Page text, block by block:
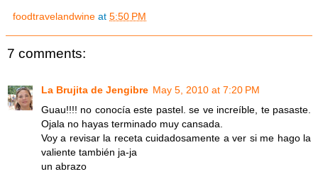
foodtravelandwine at 5:50 PM
7 comments:
La Brujita de Jengibre May 5, 2010 at 7:20 PM
Guau!!!! no conocía este pastel. se ve increíble, te pasaste.
Ojala no hayas terminado muy cansada.
Voy a revisar la receta cuidadosamente a ver si me hago la
valiente también ja-ja
un abrazo